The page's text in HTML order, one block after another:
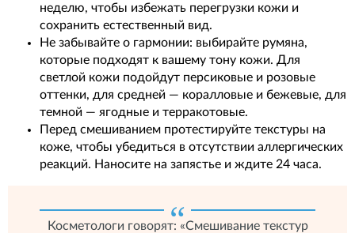
неделю, чтобы избежать перегрузки кожи и
сохранить естественный вид.
Не забывайте о гармонии: выбирайте румяна,
которые подходят к вашему тону кожи. Для
светлой кожи подойдут персиковые и розовые
оттенки, для средней — коралловые и бежевые, для
темной — ягодные и терракотовые.
Перед смешиванием протестируйте текстуры на
коже, чтобы убедиться в отсутствии аллергических
реакций. Наносите на запястье и ждите 24 часа.
Косметологи говорят: «Смешивание текстур